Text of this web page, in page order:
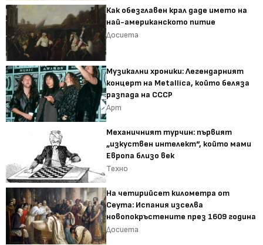
Как обезглавен крал даде името на
най-американското питие
Досиета
Музикални хроники: Легендарният
концерт на Metallica, който беляза
разпада на СССР
Арт
Механичният турчин: първият
„изкуствен интелект“, който мами
Европа близо век
Техно
На четирийсет километра от
Сеута: Испания изселва
новопокръстените през 1609 година
Досиета